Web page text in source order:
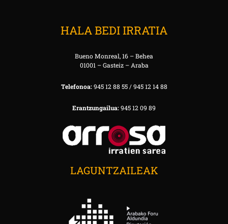
HALA BEDI IRRATIA
Bueno Monreal, 16 – Behea
01001 – Gasteiz – Araba
Telefonoa:945 12 88 55 / 945 12 14 88
Erantzungailua:945 12 09 89
LAGUNTZAILEAK